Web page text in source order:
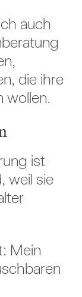
auch
die ihre
wollen.
ist
weil sie
Mein